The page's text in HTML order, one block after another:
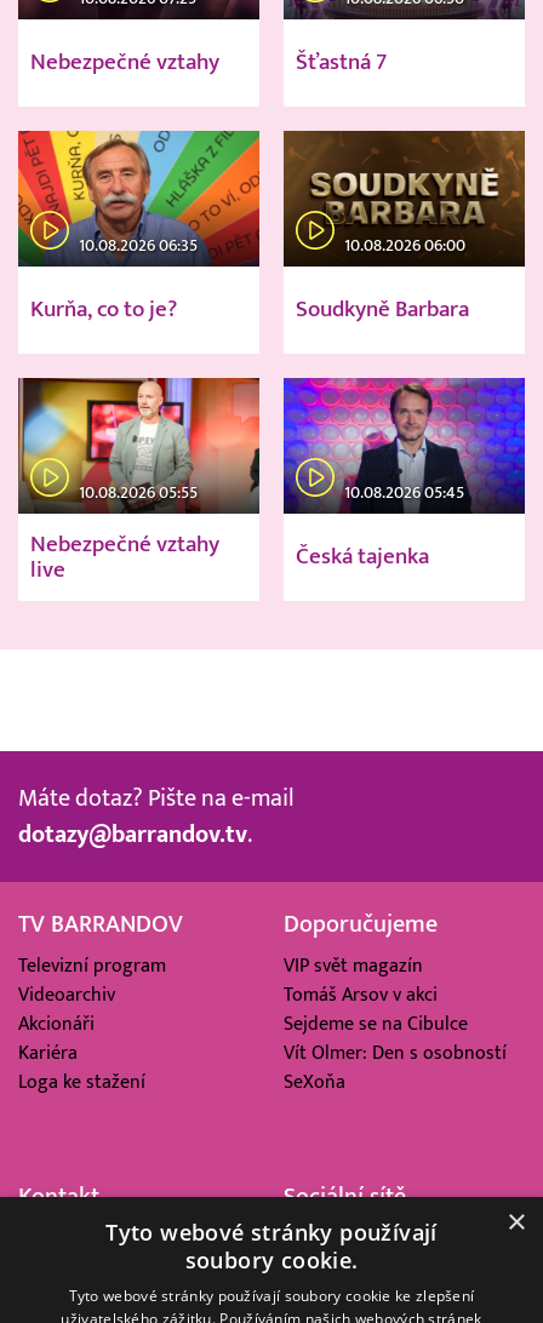
Nebezpečné vztahy Šťastná 7
10.08.2026 06:35
Kurňa, co to je?
10.08.2026 06:00
Soudkyně Barbara
10.08.2026 05:55
Nebezpečné vztahy
live
10.08.2026 05:45
Česká tajenka
Máte dotaz? Pište na e-mail
dotazy@barrandov.tv.
TV BARRANDOV
Televizní program
Videoarchiv
Akcionáři
Kariéra
Loga ke stažení
Doporučujeme
VIP svět magazín
Tomáš Arsov v akci
Sejdeme se na Cibulce
Vít Olmer: Den s osobností
SeXoňa
Kontakt
Barrandov Televizní Studio,
Kříženeckého nám. 322
Sociální sítě
×
Tyto webové stránky používají
soubory cookie.
Tyto webové stránky používají soubory cookie ke zlepšení
uživatelského zážitku. Používáním našich webových stránek